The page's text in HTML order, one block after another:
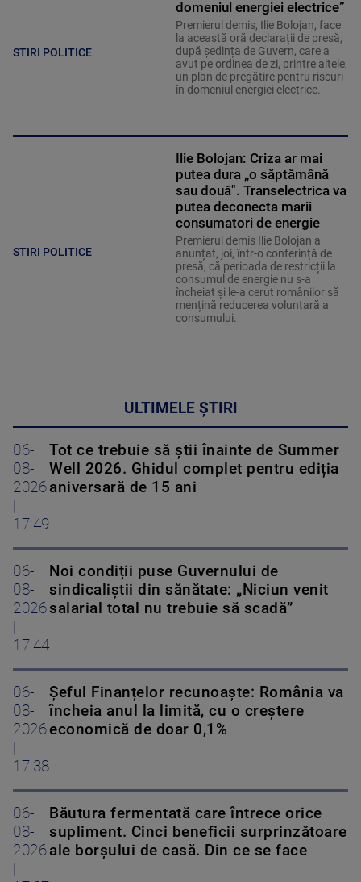
STIRI POLITICE
domeniul energiei electrice”
Premierul demis, Ilie Bolojan, face
la această oră declarații de presă,
după ședința de Guvern, care a
avut pe ordinea de zi, printre altele,
un plan de pregătire pentru riscuri
în domeniul energiei electrice.
STIRI POLITICE
Ilie Bolojan: Criza ar mai
putea dura „o săptămână
sau două". Transelectrica va
putea deconecta marii
consumatori de energie
Premierul demis Ilie Bolojan a
anunțat, joi, într-o conferință de
presă, că perioada de restricții la
consumul de energie nu s-a
încheiat și le-a cerut românilor să
mențină reducerea voluntară a
consumului.
ULTIMELE ȘTIRI
06-
08-
2026
17:49
Tot ce trebuie să știi înainte de Summer
Well 2026. Ghidul complet pentru ediția
aniversară de 15 ani
06-
08-
2026
17:44
Noi condiții puse Guvernului de
sindicaliștii din sănătate: „Niciun venit
salarial total nu trebuie să scadă”
06-
08-
2026
17:38
Șeful Finanțelor recunoaște: România va
încheia anul la limită, cu o creștere
economică de doar 0,1%
06-
08-
2026
Băutura fermentată care întrece orice
supliment. Cinci beneficii surprinzătoare
ale borșului de casă. Din ce se face